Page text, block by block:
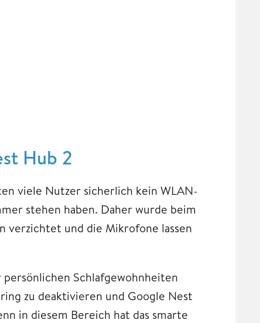
Hub 2
viele Nutzer sicherlich kein WLAN-
stehen haben. Daher wurde beim
verzichtet und die Mikrofone lassen
Schlafgewohnheiten
zu deaktivieren und Google Nest
in diesem Bereich hat das smarte